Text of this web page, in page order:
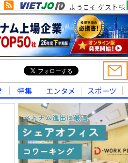
ようこそ ゲスト様
特集 エンタメ スポーツ